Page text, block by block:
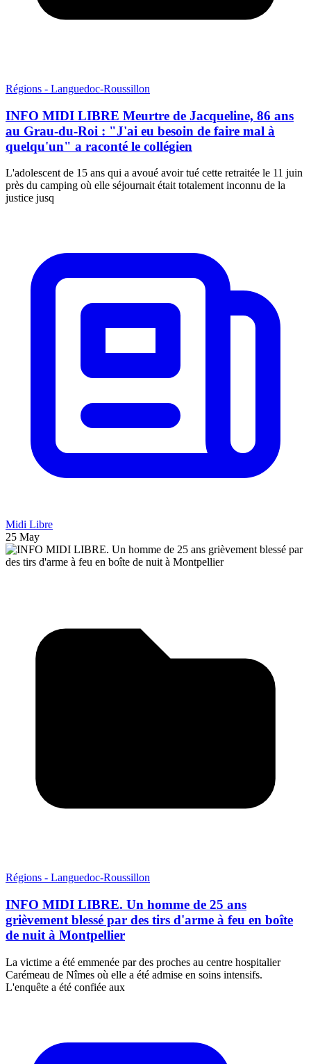
Régions - Languedoc-Roussillon
INFO MIDI LIBRE Meurtre de Jacqueline, 86 ans
au Grau-du-Roi : "J'ai eu besoin de faire mal à
quelqu'un" a raconté le collégien
L'adolescent de 15 ans qui a avoué avoir tué cette retraitée le 11 juin
près du camping où elle séjournait était totalement inconnu de la
justice jusq
Midi Libre
25 May
Régions - Languedoc-Roussillon
INFO MIDI LIBRE. Un homme de 25 ans
grièvement blessé par des tirs d'arme à feu en boîte
de nuit à Montpellier
La victime a été emmenée par des proches au centre hospitalier
Carémeau de Nîmes où elle a été admise en soins intensifs.
L'enquête a été confiée aux